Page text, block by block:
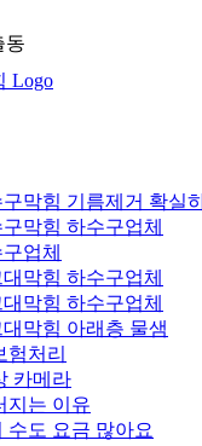
동
막힘 기름제거 확실
막힘 하수구업체
업체
막힘 하수구업체
막힘 하수구업체
막힘 아래층 물샘
처리
카메라
지는 이유
수도 요금 많아요